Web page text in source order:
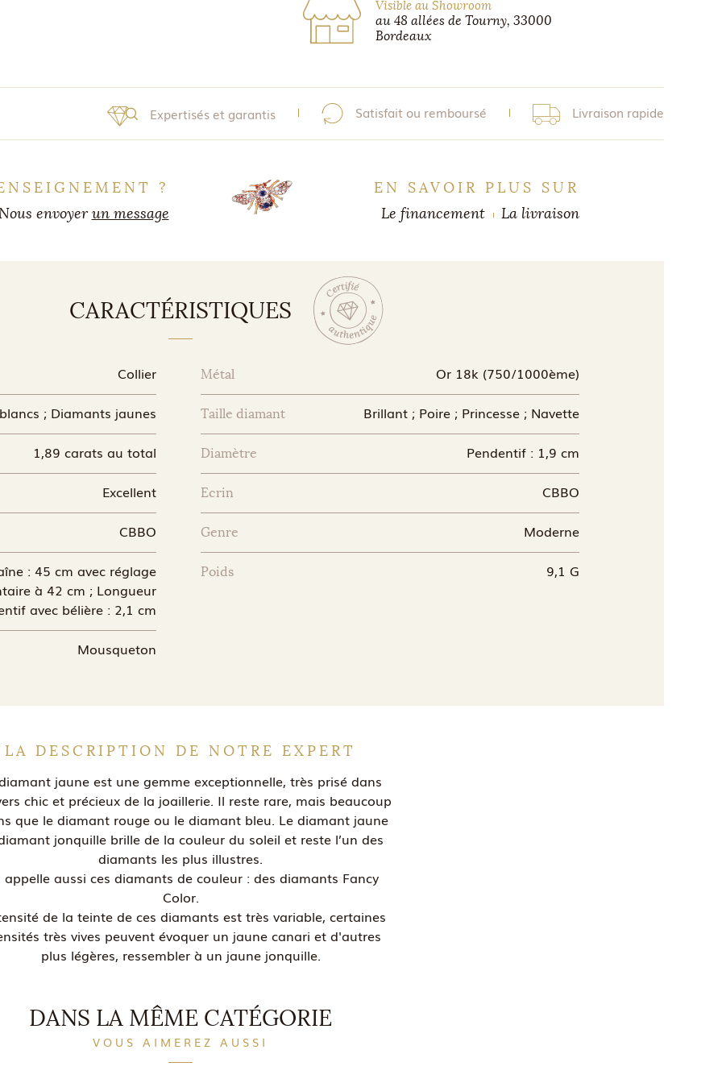
Visible au Showroom
au 48 allées de Tourny, 33000
Bordeaux
Expertisés et garantis Satisfait ou remboursé Livraison rapide
?
envoyerun message
EN SAVOIR PLUS SUR
Le financement
La livraison
CARACTÉRISTIQUES
Collier Métal Or 18k (750/1000ème)
; Diamants jaunes Taille diamant Brillant ; Poire ; Princesse ; Navette
1,89 carats au total Diamètre Pendentif : 1,9 cm
Excellent Ecrin CBBO
CBBO Genre Moderne
: 45 cm avec réglage
à 42 cm ; Longueur
avec bélière : 2,1 cm
Poids 9,1 G
Mousqueton
LA DESCRIPTION DE NOTRE EXPERT
jaune est une gemme exceptionnelle, très prisé dans
chic et précieux de la joaillerie. Il reste rare, mais beaucoup
que le diamant rouge ou le diamant bleu. Le diamant jaune
jonquille brille de la couleur du soleil et reste l’un des
diamants les plus illustres.
appelle aussi ces diamants de couleur : des diamants Fancy
Color.
de la teinte de ces diamants est très variable, certaines
très vives peuvent évoquer un jaune canari et d'autres
plus légères, ressembler à un jaune jonquille.
DANS LA MÊME CATÉGORIE
VOUS AIMEREZ AUSSI